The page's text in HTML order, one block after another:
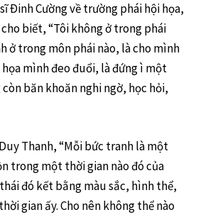
Ðinh Cường về trường phái hội họa,
cho biết, “Tôi không ở trong phái
ở trong môn phái nào, là cho mình
mình đeo đuổi, là đứng ì một
băn khoăn nghi ngờ, học hỏi,
Thanh, “Mỗi bức tranh là một
trong một thời gian nào đó của
đó kết bằng màu sắc, hình thể,
gian ấy. Cho nên không thể nào